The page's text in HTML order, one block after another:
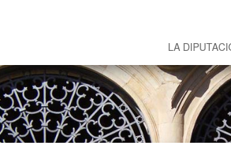
LA